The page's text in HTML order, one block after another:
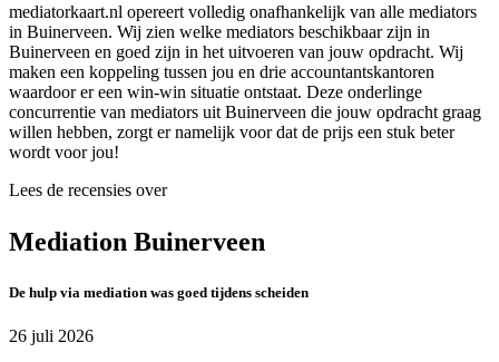
mediatorkaart.nl opereert volledig onafhankelijk van alle mediators
in Buinerveen. Wij zien welke mediators beschikbaar zijn in
Buinerveen en goed zijn in het uitvoeren van jouw opdracht. Wij
maken een koppeling tussen jou en drie accountantskantoren
waardoor er een win-win situatie ontstaat. Deze onderlinge
concurrentie van mediators uit Buinerveen die jouw opdracht graag
willen hebben, zorgt er namelijk voor dat de prijs een stuk beter
wordt voor jou!
Lees de recensies over
Mediation Buinerveen
De hulp via mediation was goed tijdens scheiden
26 juli 2026